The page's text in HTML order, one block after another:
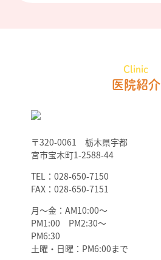
Clinic
医院紹介
〒320-0061 栃木県宇都
宮市宝木町1-2588-44
TEL：028-650-7150
FAX：028-650-7151
月～金：AM10:00～
PM1:00 PM2:30～
PM6:30
土曜・日曜：PM6:00まで